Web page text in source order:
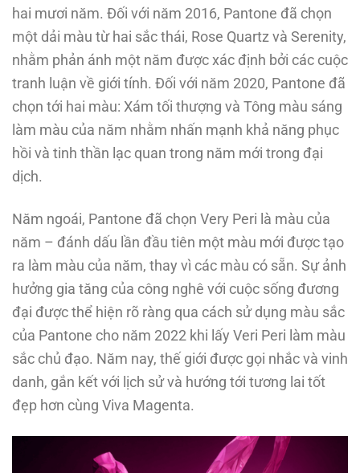
hai mươi năm. Đối với năm 2016, Pantone đã chọn
một dải màu từ hai sắc thái, Rose Quartz và Serenity,
nhằm phản ánh một năm được xác định bởi các cuộc
tranh luận về giới tính. Đối với năm 2020, Pantone đã
chọn tới hai màu: Xám tối thượng và Tông màu sáng
làm màu của năm nhằm nhấn mạnh khả năng phục
hồi và tinh thần lạc quan trong năm mới trong đại
dịch.
Năm ngoái, Pantone đã chọn Very Peri là màu của
năm – đánh dấu lần đầu tiên một màu mới được tạo
ra làm màu của năm, thay vì các màu có sẵn. Sự ảnh
hưởng gia tăng của công nghê với cuộc sống đương
đại được thể hiện rõ ràng qua cách sử dụng màu sắc
của Pantone cho năm 2022 khi lấy Veri Peri làm màu
sắc chủ đạo. Năm nay, thế giới được gọi nhắc và vinh
danh, gắn kết với lịch sử và hướng tới tương lai tốt
đẹp hơn cùng Viva Magenta.